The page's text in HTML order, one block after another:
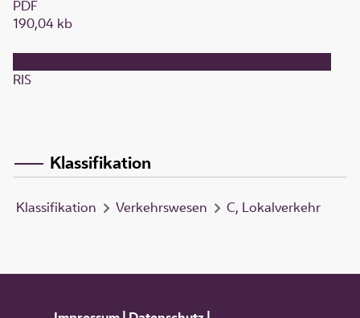
PDF
190,04 kb
RIS
Klassifikation
Klassifikation Verkehrswesen C, Lokalverkehr